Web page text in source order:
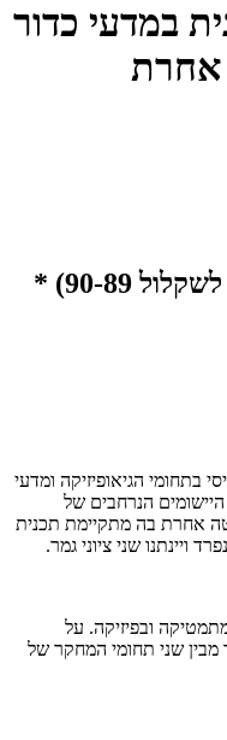
במדעי כדור
אחרת
בתחומי הגיאופיזיקה ומדעי
הנרחבים של
אחרת בה מתקיימת תכנית
ויינתנו שני ציוני גמר.
ובפיזיקה. על
שני תחומי המחקר של